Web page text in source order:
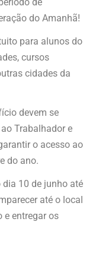
de
do Amanhã!
para alunos do
cursos
cidades da
devem se
Trabalhador e
o acesso ao
do ano.
10 de junho até
até o local
e entregar os